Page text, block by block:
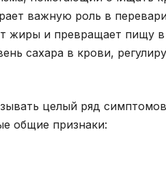
важную роль в
жиры и превращает пищу
сахара в крови,
целый ряд
общие признаки: